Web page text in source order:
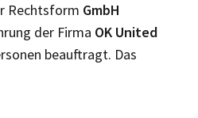
Rechtsform GmbH
der Firma OK United
beauftragt. Das